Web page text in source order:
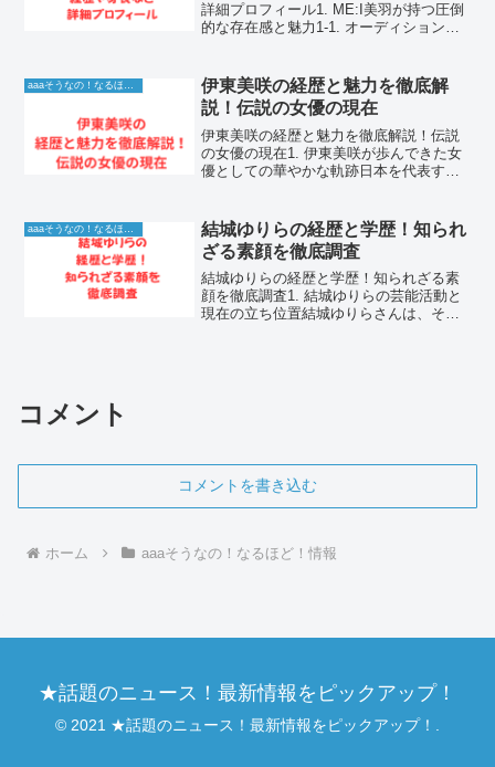
詳細プロフィール1. ME:I美羽が持つ圧倒
的な存在感と魅力1-1. オーディションで
の心を掴み、ME:Iのメンバーとしてデビ
ュ...
aaaそうなの！なるほど！情報
伊東美咲の経歴と魅力を徹底解
説！伝説の女優の現在
伊東美咲の経歴と魅力を徹底解説！伝説
の女優の現在1. 伊東美咲が歩んできた女
優としての華やかな軌跡日本を代表する
画面に登場するだけで、その場がパッと
明るくなるような...
結城ゆりらの経歴と学歴！知られ
ざる素顔を徹底調査
結城ゆりらの経歴と学歴！知られざる素
顔を徹底調査1. 結城ゆりらの芸能活動と
現在の立ち位置結城ゆりらさんは、その
コメント
コメントを書き込む
ホーム aaaそうなの！なるほど！情報
★話題のニュース！最新情報をピックアップ！
© 2021 ★話題のニュース！最新情報をピックアップ！.